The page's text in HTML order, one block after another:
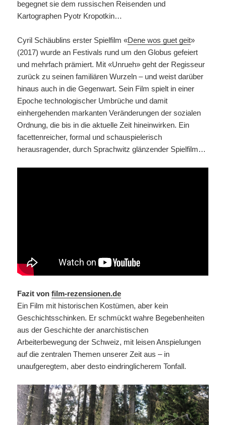
begegnet sie dem russischen Reisenden und
Kartographen Pyotr Kropotkin…
Cyril Schäublins erster Spielfilm «Dene wos guet geit»
(2017) wurde an Festivals rund um den Globus gefeiert
und mehrfach prämiert. Mit «Unrueh» geht der Regisseur
zurück zu seinen familiären Wurzeln – und weist darüber
hinaus auch in die Gegenwart. Sein Film spielt in einer
Epoche technologischer Umbrüche und damit
einhergehenden markanten Veränderungen der sozialen
Ordnung, die bis in die aktuelle Zeit hineinwirken. Ein
facettenreicher, formal und schauspielerisch
herausragender, durch Sprachwitz glänzender Spielfilm…
Fazit vonfilm-rezensionen.de
Ein Film mit historischen Kostümen, aber kein
Geschichtsschinken. Er schmückt wahre Begebenheiten
aus der Geschichte der anarchistischen
Arbeiterbewegung der Schweiz, mit leisen Anspielungen
auf die zentralen Themen unserer Zeit aus – in
unaufgeregtem, aber desto eindringlicherem Tonfall.